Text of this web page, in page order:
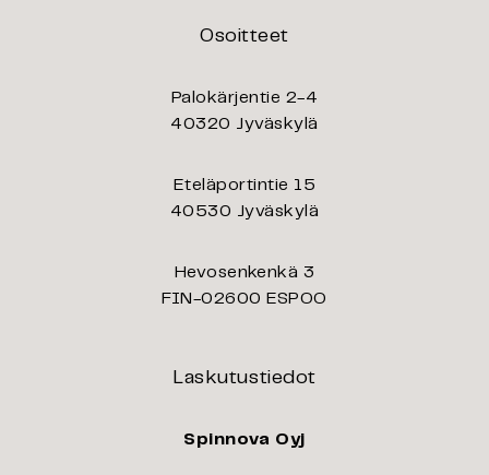
Osoitteet
Palokärjentie 2-4
40320 Jyväskylä
Eteläportintie 15
40530 Jyväskylä
Hevosenkenkä 3
FIN-02600 ESPOO
Laskutustiedot
Spinnova Oyj